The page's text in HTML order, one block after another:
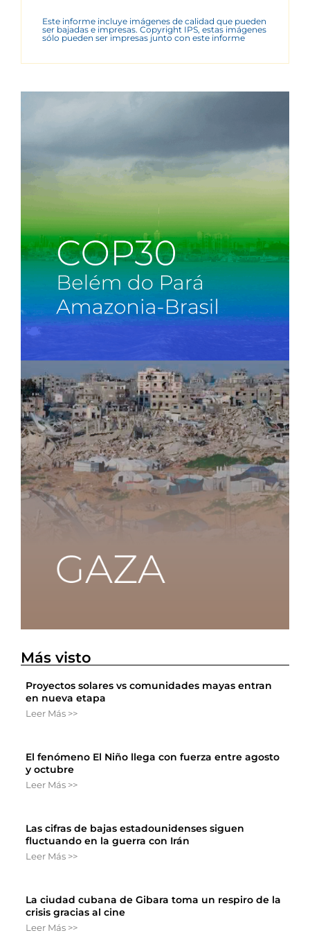
Este informe incluye imágenes de calidad que pueden
ser bajadas e impresas. Copyright IPS, estas imágenes
sólo pueden ser impresas junto con este informe
Más visto
Proyectos solares vs comunidades mayas entran
en nueva etapa
Leer Más >>
El fenómeno El Niño llega con fuerza entre agosto
y octubre
Leer Más >>
Las cifras de bajas estadounidenses siguen
fluctuando en la guerra con Irán
Leer Más >>
La ciudad cubana de Gibara toma un respiro de la
crisis gracias al cine
Leer Más >>